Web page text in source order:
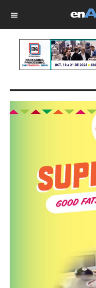
OFF CANVAS